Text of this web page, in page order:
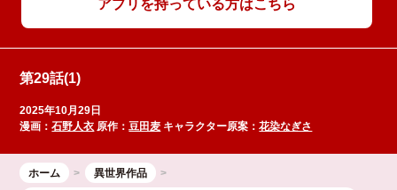
アプリを持っている方はこちら
第29話(1)
2025年10月29日
漫画：石野人衣 原作：豆田麦 キャラクター原案：花染なぎさ
ホーム
異世界作品